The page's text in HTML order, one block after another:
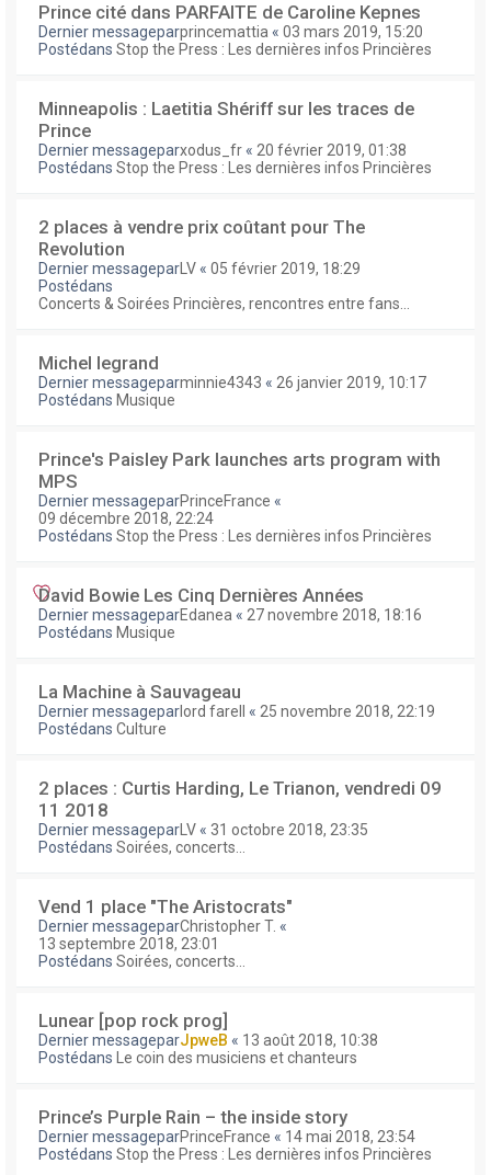
Prince cité dans PARFAITE de Caroline Kepnes
Dernier messageparprincemattia « 03 mars 2019, 15:20
Postédans Stop the Press : Les dernières infos Princières
Minneapolis : Laetitia Shériff sur les traces de
Prince
Dernier messageparxodus_fr « 20 février 2019, 01:38
Postédans Stop the Press : Les dernières infos Princières
2 places à vendre prix coûtant pour The
Revolution
Dernier messagepar LV « 05 février 2019, 18:29
Postédans
Concerts & Soirées Princières, rencontres entre fans...
Michel legrand
Dernier messageparminnie4343 « 26 janvier 2019, 10:17
Postédans Musique
Prince's Paisley Park launches arts program with
MPS
Dernier messageparPrinceFrance «
09 décembre 2018, 22:24
Postédans Stop the Press : Les dernières infos Princières
David Bowie Les Cinq Dernières Années
Dernier messageparEdanea « 27 novembre 2018, 18:16
Postédans Musique
La Machine à Sauvageau
Dernier messageparlord farell « 25 novembre 2018, 22:19
Postédans Culture
2 places : Curtis Harding, Le Trianon, vendredi 09
11 2018
Dernier messagepar LV « 31 octobre 2018, 23:35
Postédans Soirées, concerts...
Vend 1 place "The Aristocrats"
Dernier messageparChristopher T. «
13 septembre 2018, 23:01
Postédans Soirées, concerts...
Lunear [pop rock prog]
Dernier messageparJpweB « 13 août 2018, 10:38
Postédans
Le coin des musiciens et chanteurs
Prince’s Purple Rain – the inside story
Dernier messageparPrinceFrance « 14 mai 2018, 23:54
Postédans Stop the Press : Les dernières infos Princières